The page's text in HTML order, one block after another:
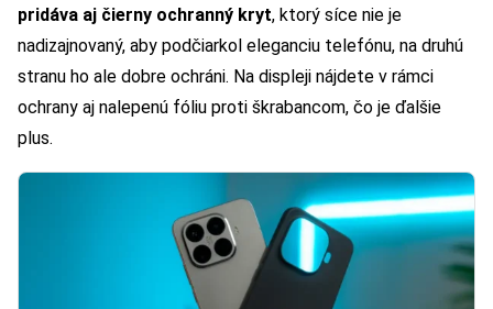
pridáva aj čierny ochranný kryt, ktorý síce nie je
nadizajnovaný, aby podčiarkol eleganciu telefónu, na druhú
stranu ho ale dobre ochráni. Na displeji nájdete v rámci
ochrany aj nalepenú fóliu proti škrabancom, čo je ďalšie
plus.